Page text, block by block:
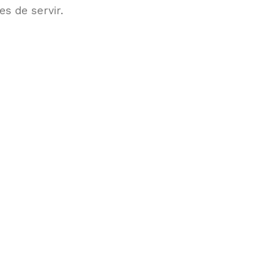
de servir.